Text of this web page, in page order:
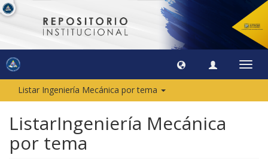
Listar Ingeniería Mecánica por tema
ListarIngeniería Mecánica
por tema